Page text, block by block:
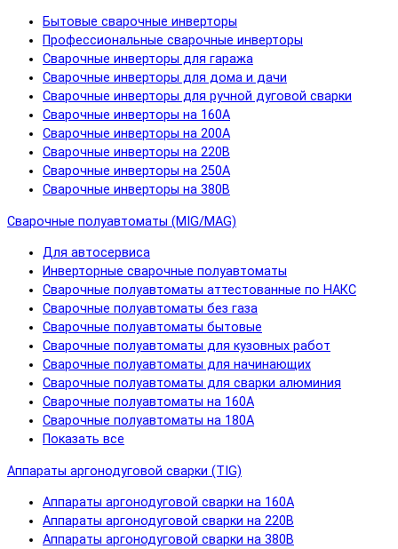
Бытовые сварочные инверторы
Профессиональные сварочные инверторы
Сварочные инверторы для гаража
Сварочные инверторы для дома и дачи
Сварочные инверторы для ручной дуговой сварки
Сварочные инверторы на 160А
Сварочные инверторы на 200А
Сварочные инверторы на 220В
Сварочные инверторы на 250А
Сварочные инверторы на 380В
Сварочные полуавтоматы (MIG/MAG)
Для автосервиса
Инверторные сварочные полуавтоматы
Сварочные полуавтоматы аттестованные по НАКС
Сварочные полуавтоматы без газа
Сварочные полуавтоматы бытовые
Сварочные полуавтоматы для кузовных работ
Сварочные полуавтоматы для начинающих
Сварочные полуавтоматы для сварки алюминия
Сварочные полуавтоматы на 160А
Сварочные полуавтоматы на 180А
Показать все
Аппараты аргонодуговой сварки (TIG)
Аппараты аргонодуговой сварки на 160А
Аппараты аргонодуговой сварки на 220В
Аппараты аргонодуговой сварки на 380В